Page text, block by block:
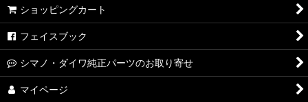
ショッピングカート
フェイスブック
シマノ・ダイワ純正パーツのお取り寄せ
マイページ